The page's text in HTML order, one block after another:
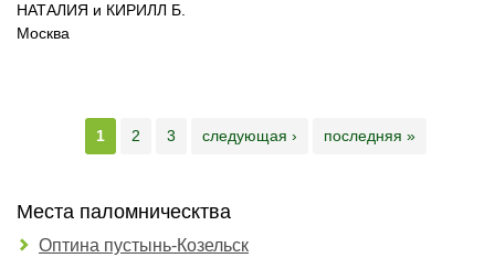
НАТАЛИЯ и КИРИЛЛ Б.
Москва
Страницы
1 2 3 следующая › последняя »
Места паломническтва
Оптина пустынь-Козельск